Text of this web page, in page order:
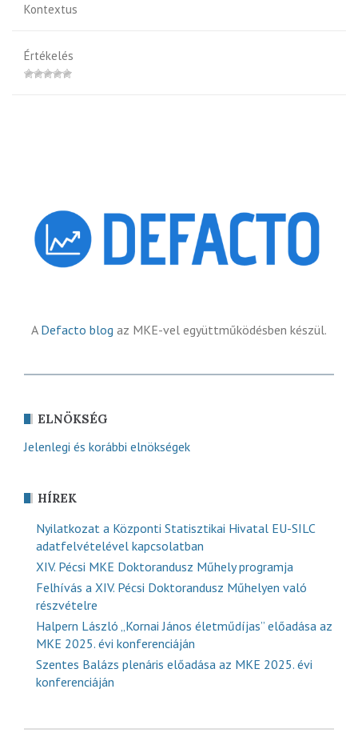
Kontextus
Értékelés
A Defacto blog az MKE-vel együttműködésben készül.
ELNÖKSÉG
Jelenlegi és korábbi elnökségek
HÍREK
Nyilatkozat a Központi Statisztikai Hivatal EU-SILC
adatfelvételével kapcsolatban
XIV. Pécsi MKE Doktorandusz Műhely programja
Felhívás a XIV. Pécsi Doktorandusz Műhelyen való
részvételre
Halpern László „Kornai János életműdíjas” előadása az
MKE 2025. évi konferenciáján
Szentes Balázs plenáris előadása az MKE 2025. évi
konferenciáján